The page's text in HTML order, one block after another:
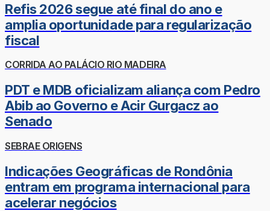
Refis 2026 segue até final do ano e
amplia oportunidade para regularização
fiscal
CORRIDA AO PALÁCIO RIO MADEIRA
PDT e MDB oficializam aliança com Pedro
Abib ao Governo e Acir Gurgacz ao
Senado
SEBRAE ORIGENS
Indicações Geográficas de Rondônia
entram em programa internacional para
acelerar negócios